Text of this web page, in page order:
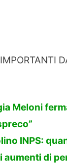
Meloni
INPS:
aumenti di